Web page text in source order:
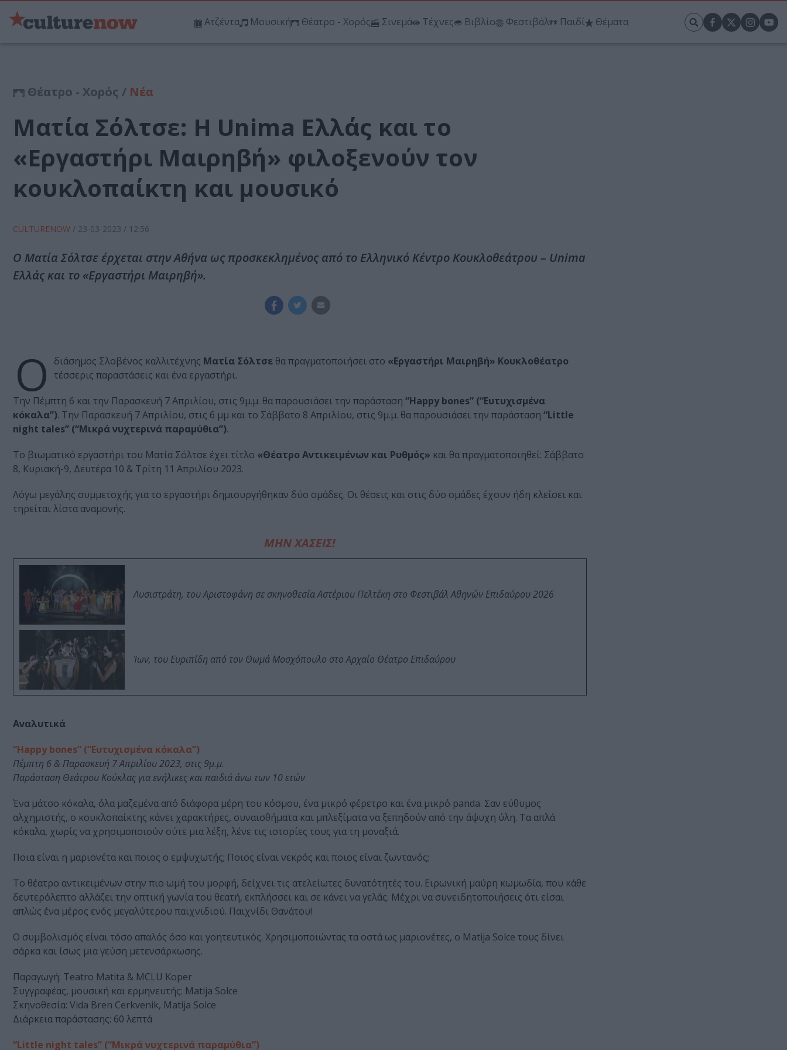
Ατζέντα Μουσική Θέατρο - Χορός Σινεμά Τέχνες Βιβλίο Φεστιβάλ Παιδί Θέματα
Θέατρο - Χορός / Νέα
Ματία Σόλτσε: Η Unima Ελλάς και το
«Εργαστήρι Μαιρηβή» φιλοξενούν τον
κουκλοπαίκτη και μουσικό
CULTURENOW / 23-03-2023 / 12:56
Ο Ματία Σόλτσε έρχεται στην Αθήνα ως προσκεκλημένος από το Ελληνικό Κέντρο Κουκλοθεάτρου – Unima
Ελλάς και το «Εργαστήρι Μαιρηβή».
Ο διάσημος Σλοβένος καλλιτέχνης Ματία Σόλτσε θα πραγματοποιήσει στο «Εργαστήρι Μαιρηβή» Κουκλοθέατρο
τέσσερις παραστάσεις και ένα εργαστήρι.
Την Πέμπτη 6 και την Παρασκευή 7 Απριλίου, στις 9μ.μ. θα παρουσιάσει την παράσταση “Happy bones” (“Ευτυχισμένα
κόκαλα”). Την Παρασκευή 7 Απριλίου, στις 6 μμ και το Σάββατο 8 Απριλίου, στις 9μ.μ. θα παρουσιάσει την παράσταση “Little
night tales” (“Μικρά νυχτερινά παραμύθια”).
Το βιωματικό εργαστήρι του Ματία Σόλτσε έχει τίτλο «Θέατρο Αντικειμένων και Ρυθμός» και θα πραγματοποιηθεί: Σάββατο
8, Κυριακή-9, Δευτέρα 10 & Τρίτη 11 Απριλίου 2023.
Λόγω μεγάλης συμμετοχής για το εργαστήρι δημιουργήθηκαν δύο ομάδες. Οι θέσεις και στις δύο ομάδες έχουν ήδη κλείσει και
τηρείται λίστα αναμονής.
ΜΗΝ ΧΑΣΕΙΣ!
Λυσιστράτη, του Αριστοφάνη σε σκηνοθεσία Αστέριου Πελτέκη στο Φεστιβάλ Αθηνών Επιδαύρου 2026
Ίων, του Ευριπίδη από τον Θωμά Μοσχόπουλο στο Αρχαίο Θέατρο Επιδαύρου
Αναλυτικά
“Happy bones” (“Ευτυχισμένα κόκαλα”)
Πέμπτη 6 & Παρασκευή 7 Απριλίου 2023, στις 9μ.μ.
Παράσταση Θεάτρου Κούκλας για ενήλικες και παιδιά άνω των 10 ετών
Ένα μάτσο κόκαλα, όλα μαζεμένα από διάφορα μέρη του κόσμου, ένα μικρό φέρετρο και ένα μικρό panda. Σαν εύθυμος
αλχημιστής, ο κουκλοπαίκτης κάνει χαρακτήρες, συναισθήματα και μπλεξίματα να ξεπηδούν από την άψυχη ύλη. Τα απλά
κόκαλα, χωρίς να χρησιμοποιούν ούτε μια λέξη, λένε τις ιστορίες τους για τη μοναξιά.
Ποια είναι η μαριονέτα και ποιος ο εμψυχωτής; Ποιος είναι νεκρός και ποιος είναι ζωντανός;
Το θέατρο αντικειμένων στην πιο ωμή του μορφή, δείχνει τις ατελείωτες δυνατότητές του. Ειρωνική μαύρη κωμωδία, που κάθε
δευτερόλεπτο αλλάζει την οπτική γωνία του θεατή, εκπλήσσει και σε κάνει να γελάς. Μέχρι να συνειδητοποιήσεις ότι είσαι
απλώς ένα μέρος ενός μεγαλύτερου παιχνιδιού. Παιχνίδι Θανάτου!
Ο συμβολισμός είναι τόσο απαλός όσο και γοητευτικός. Χρησιμοποιώντας τα οστά ως μαριονέτες, ο Matija Solce τους δίνει
σάρκα και ίσως μια γεύση μετενσάρκωσης.
Παραγωγή: Teatro Matita & MCLU Koper
Συγγραφέας, μουσική και ερμηνευτής: Matija Solce
Σκηνοθεσία: Vida Bren Cerkvenik, Matija Solce
Διάρκεια παράστασης: 60 λεπτά
“Little night tales” (“Μικρά νυχτερινά παραμύθια”)